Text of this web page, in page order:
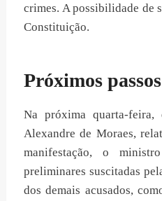
crimes. A possibilidade de
Constituição.
Próximos passos
Na próxima quarta-
Alexandre de Moraes,
manifestação, o
preliminares suscitadas
dos demais acusados,